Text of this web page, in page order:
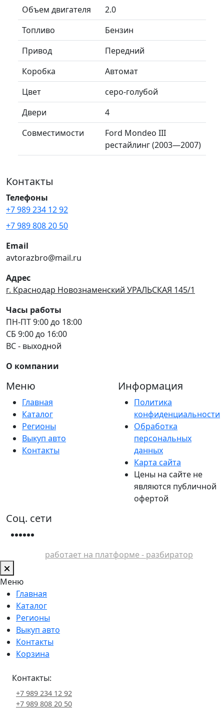
Объем двигателя
2.0
Топливо
Бензин
Привод
Передний
Коробка
Автомат
Цвет
серо-голубой
Двери
4
Совместимости
Ford Mondeo III
рестайлинг (2003—2007)
Контакты
Телефоны
+7 989 234 12 92
+7 989 808 20 50
Email
avtorazbro@mail.ru
Адрес
г. Краснодар Новознаменский УРАЛЬСКАЯ 145/1
Часы работы
ПН-ПТ 9:00 до 18:00
СБ 9:00 до 16:00
ВС - выходной
О компании
Меню
Главная
Каталог
Регионы
Выкуп авто
Контакты
Информация
Политика
конфиденциальности
Обработка
персональных
данных
Карта сайта
Цены на сайте не
являются публичной
офертой
Соц. сети
работает на платформе - разбиратор
Меню
Главная
Каталог
Регионы
Выкуп авто
Контакты
Корзина
Контакты:
+7 989 234 12 92
+7 989 808 20 50